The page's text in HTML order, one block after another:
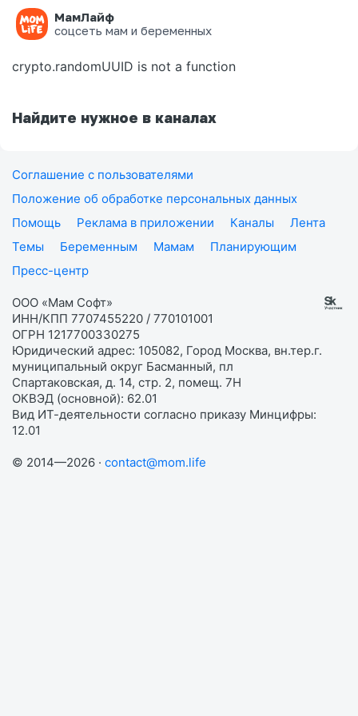
МамЛайф
соцсеть мам и беременных
Ошибка на странице
crypto.randomUUID is not a function
Найдите нужное в каналах
Соглашение с пользователями
Положение об обработке персональных данных
Помощь
Реклама в приложении Каналы
Лента
Темы
Беременным Мамам
Планирующим
Пресс-центр
ООО «Мам Софт»
ИНН/КПП 7707455220 / 770101001
ОГРН 1217700330275
Юридический адрес: 105082, Город Москва, вн.тер.г.
муниципальный округ Басманный, пл
Спартаковская, д. 14, стр. 2, помещ. 7Н
ОКВЭД (основной): 62.01
Вид ИТ-деятельности согласно приказу Минцифры:
12.01
© 2014—2026 · contact@mom.life